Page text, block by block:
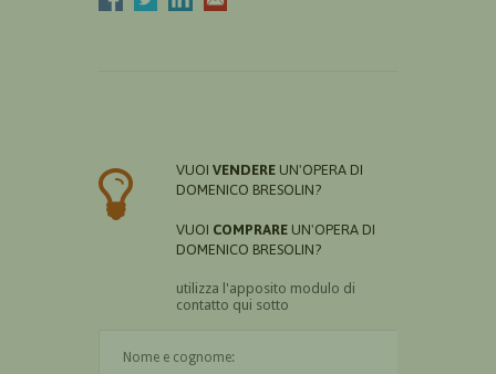
VUOI VENDERE UN'OPERA DI
DOMENICO BRESOLIN?
VUOI COMPRARE UN'OPERA DI
DOMENICO BRESOLIN?
utilizza l'apposito modulo di
contatto qui sotto